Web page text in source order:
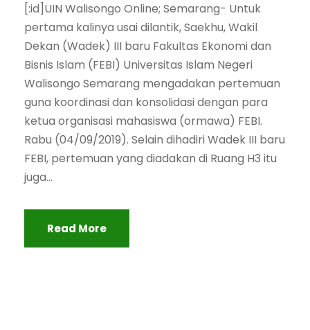
[:id]UIN Walisongo Online; Semarang- Untuk
pertama kalinya usai dilantik, Saekhu, Wakil
Dekan (Wadek) III baru Fakultas Ekonomi dan
Bisnis Islam (FEBI) Universitas Islam Negeri
Walisongo Semarang mengadakan pertemuan
guna koordinasi dan konsolidasi dengan para
ketua organisasi mahasiswa (ormawa) FEBI.
Rabu (04/09/2019). Selain dihadiri Wadek III baru
FEBI, pertemuan yang diadakan di Ruang H3 itu
juga...
Read More